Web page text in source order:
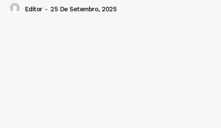
Editor - 25 De Setembro, 2025